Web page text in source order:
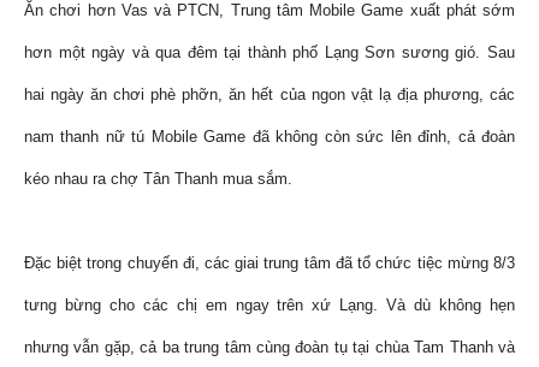
Ăn chơi hơn Vas và PTCN, Trung tâm Mobile Game xuất phát sớm
hơn một ngày và qua đêm tại thành phố Lạng Sơn sương gió. Sau
hai ngày ăn chơi phè phỡn, ăn hết của ngon vật lạ địa phương, các
nam thanh nữ tú Mobile Game đã không còn sức lên đỉnh, cả đoàn
kéo nhau ra chợ Tân Thanh mua sắm.
Đặc biệt trong chuyến đi, các giai trung tâm đã tổ chức tiệc mừng 8/3
tưng bừng cho các chị em ngay trên xứ Lạng. Và dù không hẹn
nhưng vẫn gặp, cả ba trung tâm cùng đoàn tụ tại chùa Tam Thanh và